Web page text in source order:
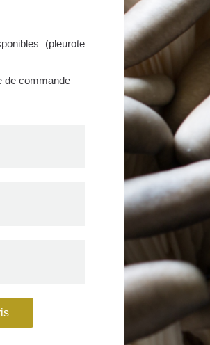
(pleurote
de commande